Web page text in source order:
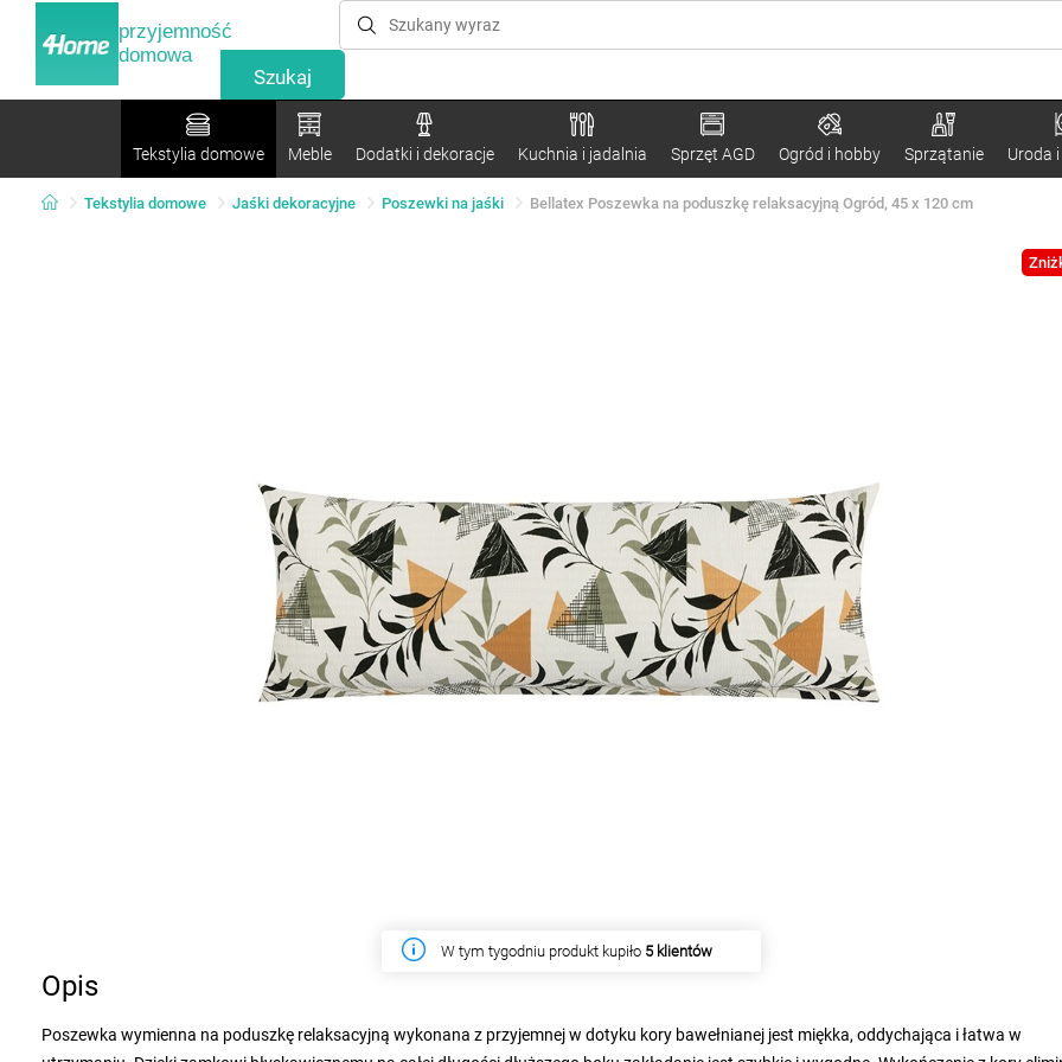
przyjemność
domowa
Tekstylia domowe Meble Dodatki i dekoracje Kuchnia i jadalnia Sprzęt AGD Ogród i hobby Sprzątanie Uroda
Tekstylia domowe Jaśki dekoracyjne Poszewki na jaśki Bellatex Poszewka na poduszkę relaksacyjną Ogród, 45 x 120 cm
W tym tygodniu produkt kupiło 5 klientów
Opis
Poszewka wymienna na poduszkę relaksacyjną wykonana z przyjemnej w dotyku kory bawełnianej jest miękka, oddychająca i łatwa w